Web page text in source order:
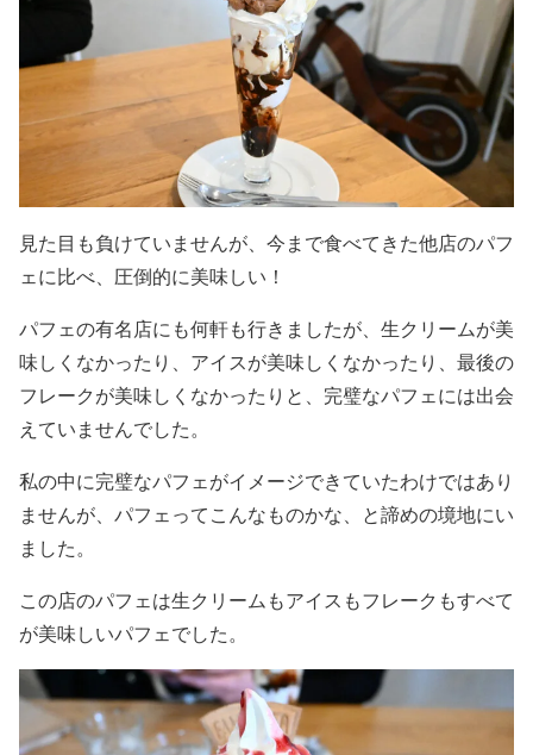
見た目も負けていませんが、今まで食べてきた他店のパフ
ェに比べ、圧倒的に美味しい！
パフェの有名店にも何軒も行きましたが、生クリームが美
味しくなかったり、アイスが美味しくなかったり、最後の
フレークが美味しくなかったりと、完璧なパフェには出会
えていませんでした。
私の中に完璧なパフェがイメージできていたわけではあり
ませんが、パフェってこんなものかな、と諦めの境地にい
ました。
この店のパフェは生クリームもアイスもフレークもすべて
が美味しいパフェでした。